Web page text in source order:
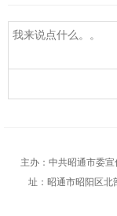
主办：中共昭通市委
址：昭通市昭阳区